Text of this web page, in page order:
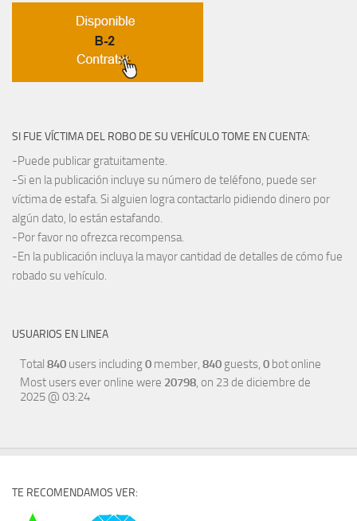
SI FUE VÍCTIMA DEL ROBO DE SU VEHÍCULO TOME EN CUENTA:
-Puede publicar gratuitamente.
-Si en la publicación incluye su número de teléfono, puede ser
víctima de estafa. Si alguien logra contactarlo pidiendo dinero por
algún dato, lo están estafando.
-Por favor no ofrezca recompensa.
-En la publicación incluya la mayor cantidad de detalles de cómo fue
robado su vehículo.
USUARIOS EN LINEA
Total 840 users including0 member, 840 guests, 0 bot online
Most users ever online were 20798, on 23 de diciembre de
2025 @ 03:24
TE RECOMENDAMOS VER: